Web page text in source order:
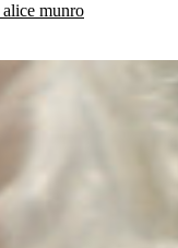
alice munro